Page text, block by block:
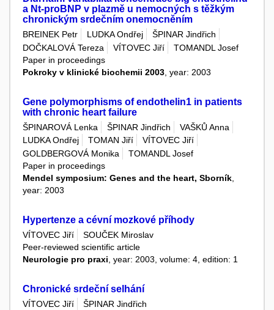
a Nt-proBNP v plazmě u nemocných s těžkým
chronickým srdečním onemocněním
BREINEK Petr LUDKA Ondřej
ŠPINAR Jindřich
DOČKALOVÁ Tereza
VÍTOVEC Jiří
TOMANDL Josef
Paper in proceedings
Pokroky v klinické biochemii 2003 , year: 2003
Gene polymorphisms of endothelin1 in patients
with chronic heart failure
ŠPINAROVÁ Lenka ŠPINAR Jindřich
VAŠKŮ Anna
LUDKA Ondřej
TOMAN Jiří
VÍTOVEC Jiří
GOLDBERGOVÁ Monika
TOMANDL Josef
Paper in proceedings
Mendel symposium: Genes and the heart, Sborník
year: 2003
Hypertenze a cévní mozkové příhody
VÍTOVEC Jiří
SOUČEK Miroslav
Peer-reviewed scientific article
Neurologie pro praxi , year: 2003, volume: 4, edition: 1
Chronické srdeční selhání
VÍTOVEC Jiří
ŠPINAR Jindřich